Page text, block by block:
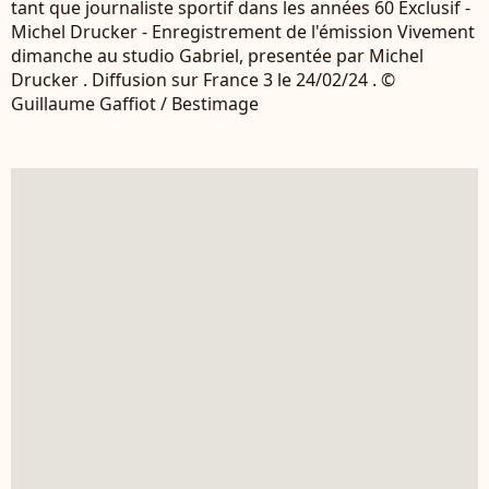
tant que journaliste sportif dans les années 60 Exclusif -
Michel Drucker - Enregistrement de l'émission Vivement
dimanche au studio Gabriel, presentée par Michel
Drucker . Diffusion sur France 3 le 24/02/24 . ©
Guillaume Gaffiot / Bestimage